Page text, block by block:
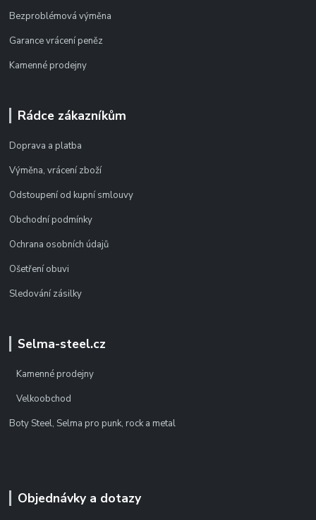
Bezproblémová výměna
Garance vrácení peněz
Kamenné prodejny
Rádce zákazníkům
Doprava a platba
Výměna, vrácení zboží
Odstoupení od kupní smlouvy
Obchodní podmínky
Ochrana osobních údajů
Ošetření obuvi
Sledování zásilky
Selma-steel.cz
Kamenné prodejny
Velkoobchod
Boty Steel, Selma pro punk, rock a metal
Objednávky a dotazy